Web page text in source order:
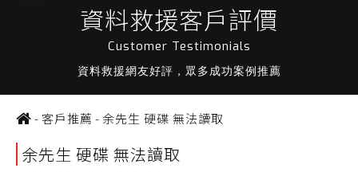
資料救援客戶評價
Customer Testimonials
資料救援網友好評，眾多成功案例推薦
-客戶推薦 -余先生 硬碟 無法讀取
余先生 硬碟 無法讀取